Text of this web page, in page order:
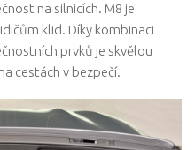
na silnicích. M8 je
klid. Díky kombinaci
prvků je skvělou
cestách v bezpečí.